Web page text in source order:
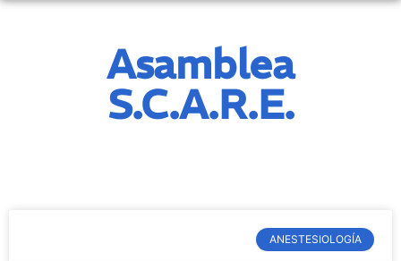
Asamblea
S.c.a.r.e.
ANESTESIOLOGÍA